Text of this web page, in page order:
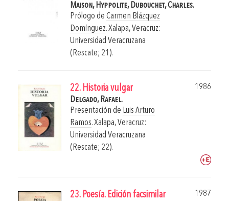
Maison, Hyppolite, Dubouchet, Charles.
Prólogo de Carmen Blázquez
Domínguez.Xalapa, Veracruz:
Universidad Veracruzana
(Rescate; 21).
22. Historia vulgar
1986
Delgado, Rafael.
Presentación de Luis Arturo
Ramos.Xalapa, Veracruz:
Universidad Veracruzana
(Rescate; 22).
23. Poesía. Edición facsimilar
1987